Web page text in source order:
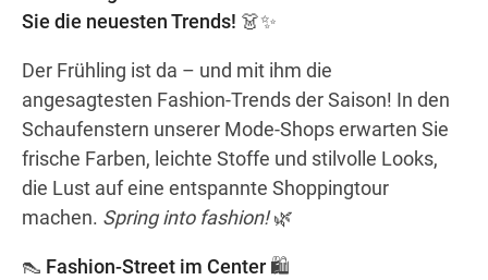
Sie die neuesten Trends! 👗✨
Der Frühling ist da – und mit ihm die
angesagtesten Fashion-Trends der Saison! In den
Schaufenstern unserer Mode-Shops erwarten Sie
frische Farben, leichte Stoffe und stilvolle Looks,
die Lust auf eine entspannte Shoppingtour
machen. Spring into fashion!🌿
👠 Fashion-Street im Center 🛍️